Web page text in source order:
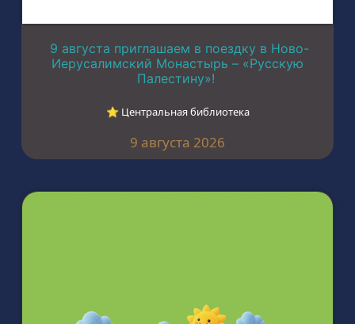
9 августа приглашаем в поездку в Ново-
Иерусалимский Монастырь – «Русскую
Палестину»!
⭐︎ Центральная библиотека
9 августа 2026